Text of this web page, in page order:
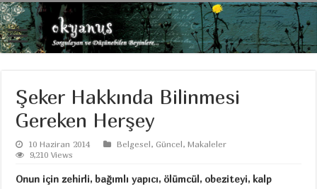
Şeker Hakkında Bilinmesi
Gereken Herşey
10 Haziran 2014 Belgesel,Güncel,Makaleler
9,210 Views
Onun için zehirli, bağımlı yapıcı, ölümcül, obeziteyi, kalp